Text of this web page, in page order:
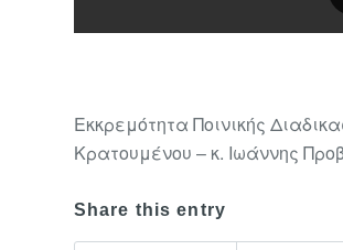
Εκκρεμότητα Ποινικής
Κρατουμένου – κ. Ιωάννης
Share this entry